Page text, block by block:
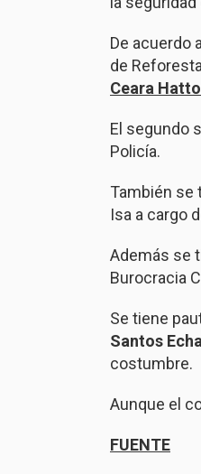
De acuerdo
de
Ceara
El segundo
Policía.
También se
Isa a cargo
Además se
Burocracia
Se tiene
Santos
costumbre.
Aunque el
FUENTE